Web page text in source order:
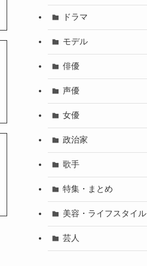
ドラマ
モデル
俳優
声優
女優
政治家
歌手
特集・まとめ
美容・ライフスタイル
芸人